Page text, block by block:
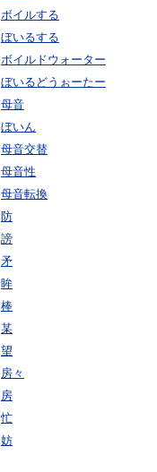
ボイルする
ぼいるする
ボイルドウォーター
ぼいるどうぉーたー
母音
ぼいん
母音交替
母音性
母音転換
防
謗
矛
眸
棒
某
望
房々
房
忙
妨